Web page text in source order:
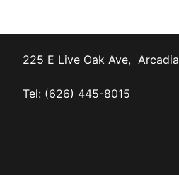
225 E Live Oak Ave,
Tel: (626) 445-8015